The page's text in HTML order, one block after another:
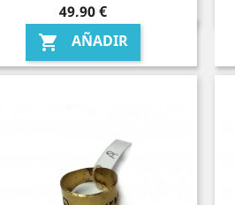
Precio
49,90 €
 AÑADIR